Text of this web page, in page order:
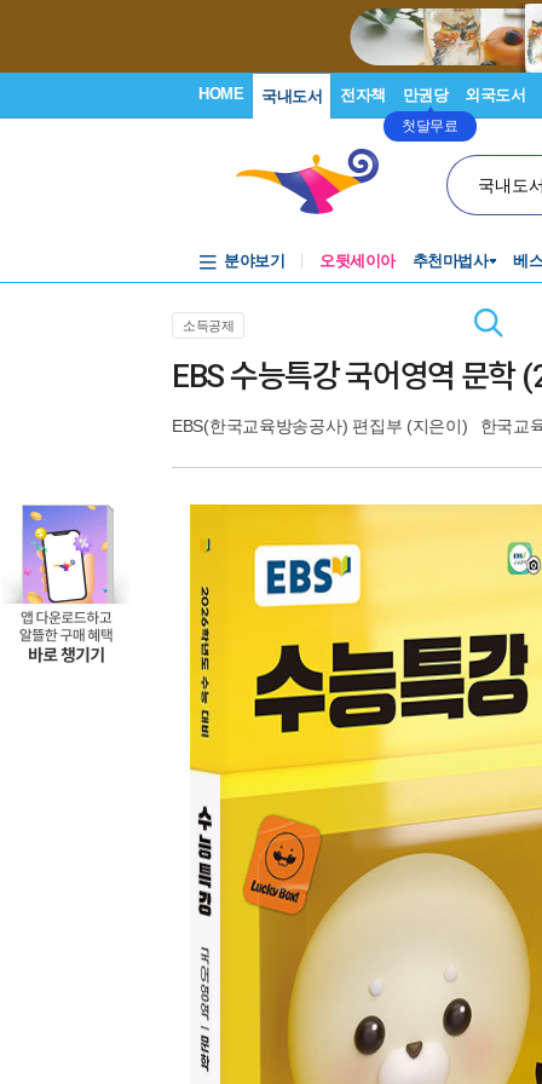
HOME 국내도서 전자책 만권당
첫달무료
외국도서
국내도
분야보기 오뒷세이아 추천마법사 베
소득공제
EBS 수능특강 국어영역 문학
EBS(한국교육방송공사) 편집부 (지은이) 한국교